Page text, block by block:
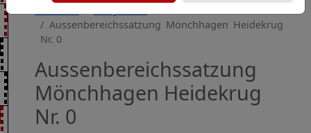
Aussenbereichssatzung Mönchhagen Heidekrug
Nr. 0
Aussenbereichssatzung
Mönchhagen Heidekrug
Nr. 0